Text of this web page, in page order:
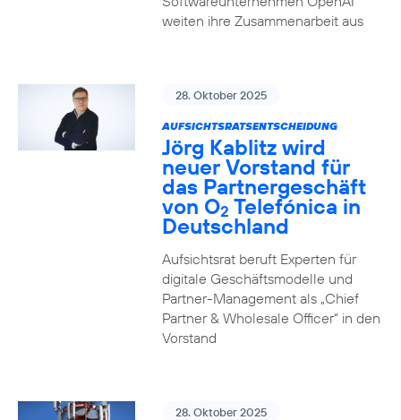
weiten ihre Zusammenarbeit aus
28. Oktober 2025
AUFSICHTSRATSENTSCHEIDUNG
Jörg Kablitz wird
neuer Vorstand für
das Partnergeschäft
von O2 Telefónica in
Deutschland
Aufsichtsrat beruft Experten für
digitale Geschäftsmodelle und
Partner-Management als „Chief
Partner & Wholesale Officer“ in den
Vorstand
28. Oktober 2025